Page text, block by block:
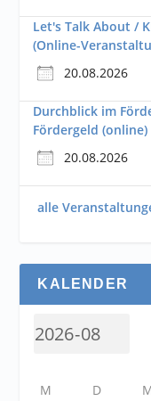
Let's Talk About /
(Online-
20.08.2026
Durchblick im
Fördergeld (online)
20.08.2026
alle
KALENDER
M D